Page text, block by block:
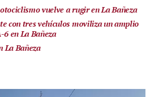
vuelve a rugir en La Bañeza
con tres vehículos moviliza un amplio
en La Bañeza
La Bañeza